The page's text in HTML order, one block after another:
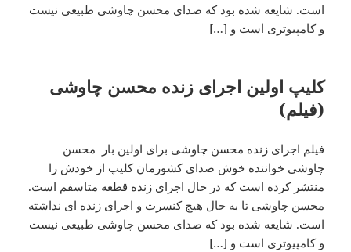
است. شایعه شده بود که صدای محسن چاوشی طبیعی نیست
و کامپیوتری است و […]
کلیپ اولین اجرای زنده محسن چاوشی
(فیلم)
فیلم اجرای زنده محسن چاوشی برای اولین بار محسن
چاوشی خواننده خوش صدای کشورمان کلیپ از خودش را
منتشر کرده است که در حال اجرای زنده قطعه متاسفم است.
محسن چاوشی تا به حال هیچ کنسرت و اجرای زنده ای نداشته
است. شایعه شده بود که صدای محسن چاوشی طبیعی نیست
و کامپیوتری است و […]